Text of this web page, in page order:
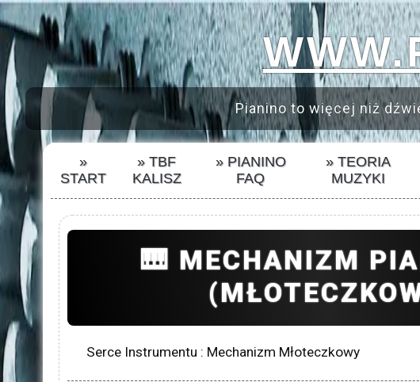
Pianino to więcej niż
»
START
» TBF
KALISZ
» PIANINO
FAQ
» TEORIA
MUZYKI
🎹 MECHANIZM
Serce Instrumentu : Mechanizm Młoteczkowy